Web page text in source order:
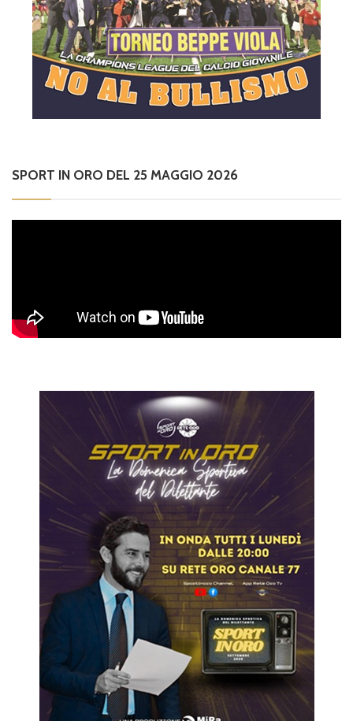
SPORT IN ORO DEL 25 MAGGIO 2026